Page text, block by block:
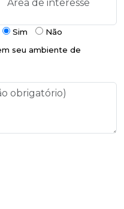
Sim
Não
seu ambiente de